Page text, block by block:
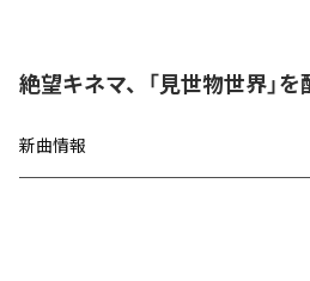
絶望キネマ、「見世物世界」
新曲情報